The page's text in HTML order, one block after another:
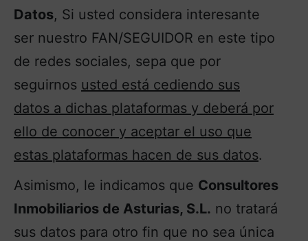
Datos, Si usted considera interesante
ser nuestro FAN/SEGUIDOR en este tipo
de redes sociales, sepa que por
seguirnos usted está cediendo sus
datos a dichas plataformas y deberá por
ello de conocer y aceptar el uso que
estas plataformas hacen de sus datos.
Asimismo, le indicamos que Consultores
Inmobiliarios de Asturias, S.L. no tratará
sus datos para otro fin que no sea única